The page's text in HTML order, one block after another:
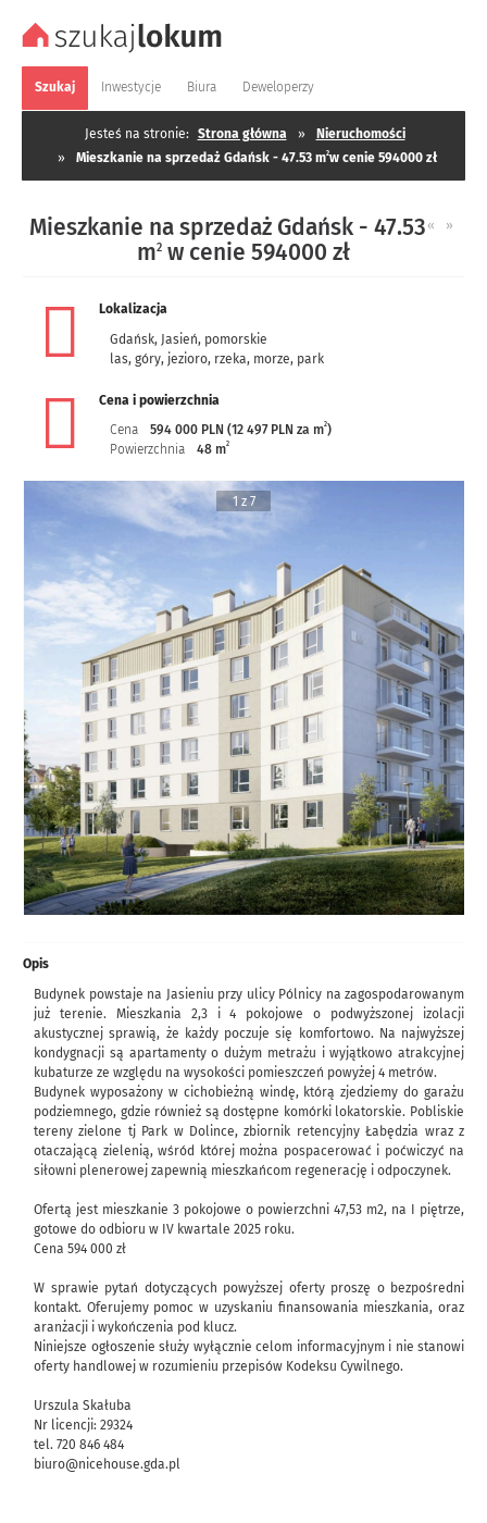
Szukaj Inwestycje Biura Deweloperzy
Jesteś na stronie: Strona główna »
Nieruchomości
»
Mieszkanie na sprzedaż Gdańsk - 47.53 m2w cenie 594000 zł
« »
Mieszkanie na sprzedaż Gdańsk - 47.53
m2 w cenie 594000 zł
Lokalizacja
Gdańsk, Jasień, pomorskie
las, góry, jezioro, rzeka, morze, park
Cena i powierzchnia
Cena
594 000 PLN (12 497 PLN za m2)
Powierzchnia
48 m2
1 z 7
Opis
Budynek powstaje na Jasieniu przy ulicy Pólnicy na zagospodarowanym
już terenie. Mieszkania 2,3 i 4 pokojowe o podwyższonej izolacji
akustycznej sprawią, że każdy poczuje się komfortowo. Na najwyższej
kondygnacji są apartamenty o dużym metrażu i wyjątkowo atrakcyjnej
kubaturze ze względu na wysokości pomieszczeń powyżej 4 metrów.
Budynek wyposażony w cichobieżną windę, którą zjedziemy do garażu
podziemnego, gdzie również są dostępne komórki lokatorskie. Pobliskie
tereny zielone tj Park w Dolince, zbiornik retencyjny Łabędzia wraz z
otaczającą zielenią, wśród której można pospacerować i poćwiczyć na
siłowni plenerowej zapewnią mieszkańcom regenerację i odpoczynek.
Ofertą jest mieszkanie 3 pokojowe o powierzchni 47,53 m2, na I piętrze,
gotowe do odbioru w IV kwartale 2025 roku.
Cena 594 000 zł
W sprawie pytań dotyczących powyższej oferty proszę o bezpośredni
kontakt. Oferujemy pomoc w uzyskaniu finansowania mieszkania, oraz
aranżacji i wykończenia pod klucz.
Niniejsze ogłoszenie służy wyłącznie celom informacyjnym i nie stanowi
oferty handlowej w rozumieniu przepisów Kodeksu Cywilnego.
Urszula Skałuba
Nr licencji: 29324
tel. 720 846 484
biuro@nicehouse.gda.pl